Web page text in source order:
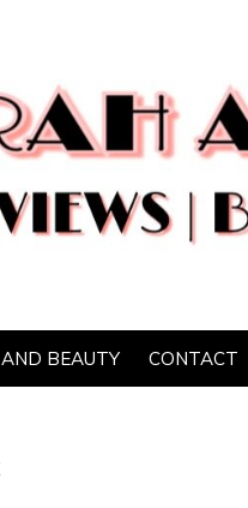
BEAUTY CONTACT